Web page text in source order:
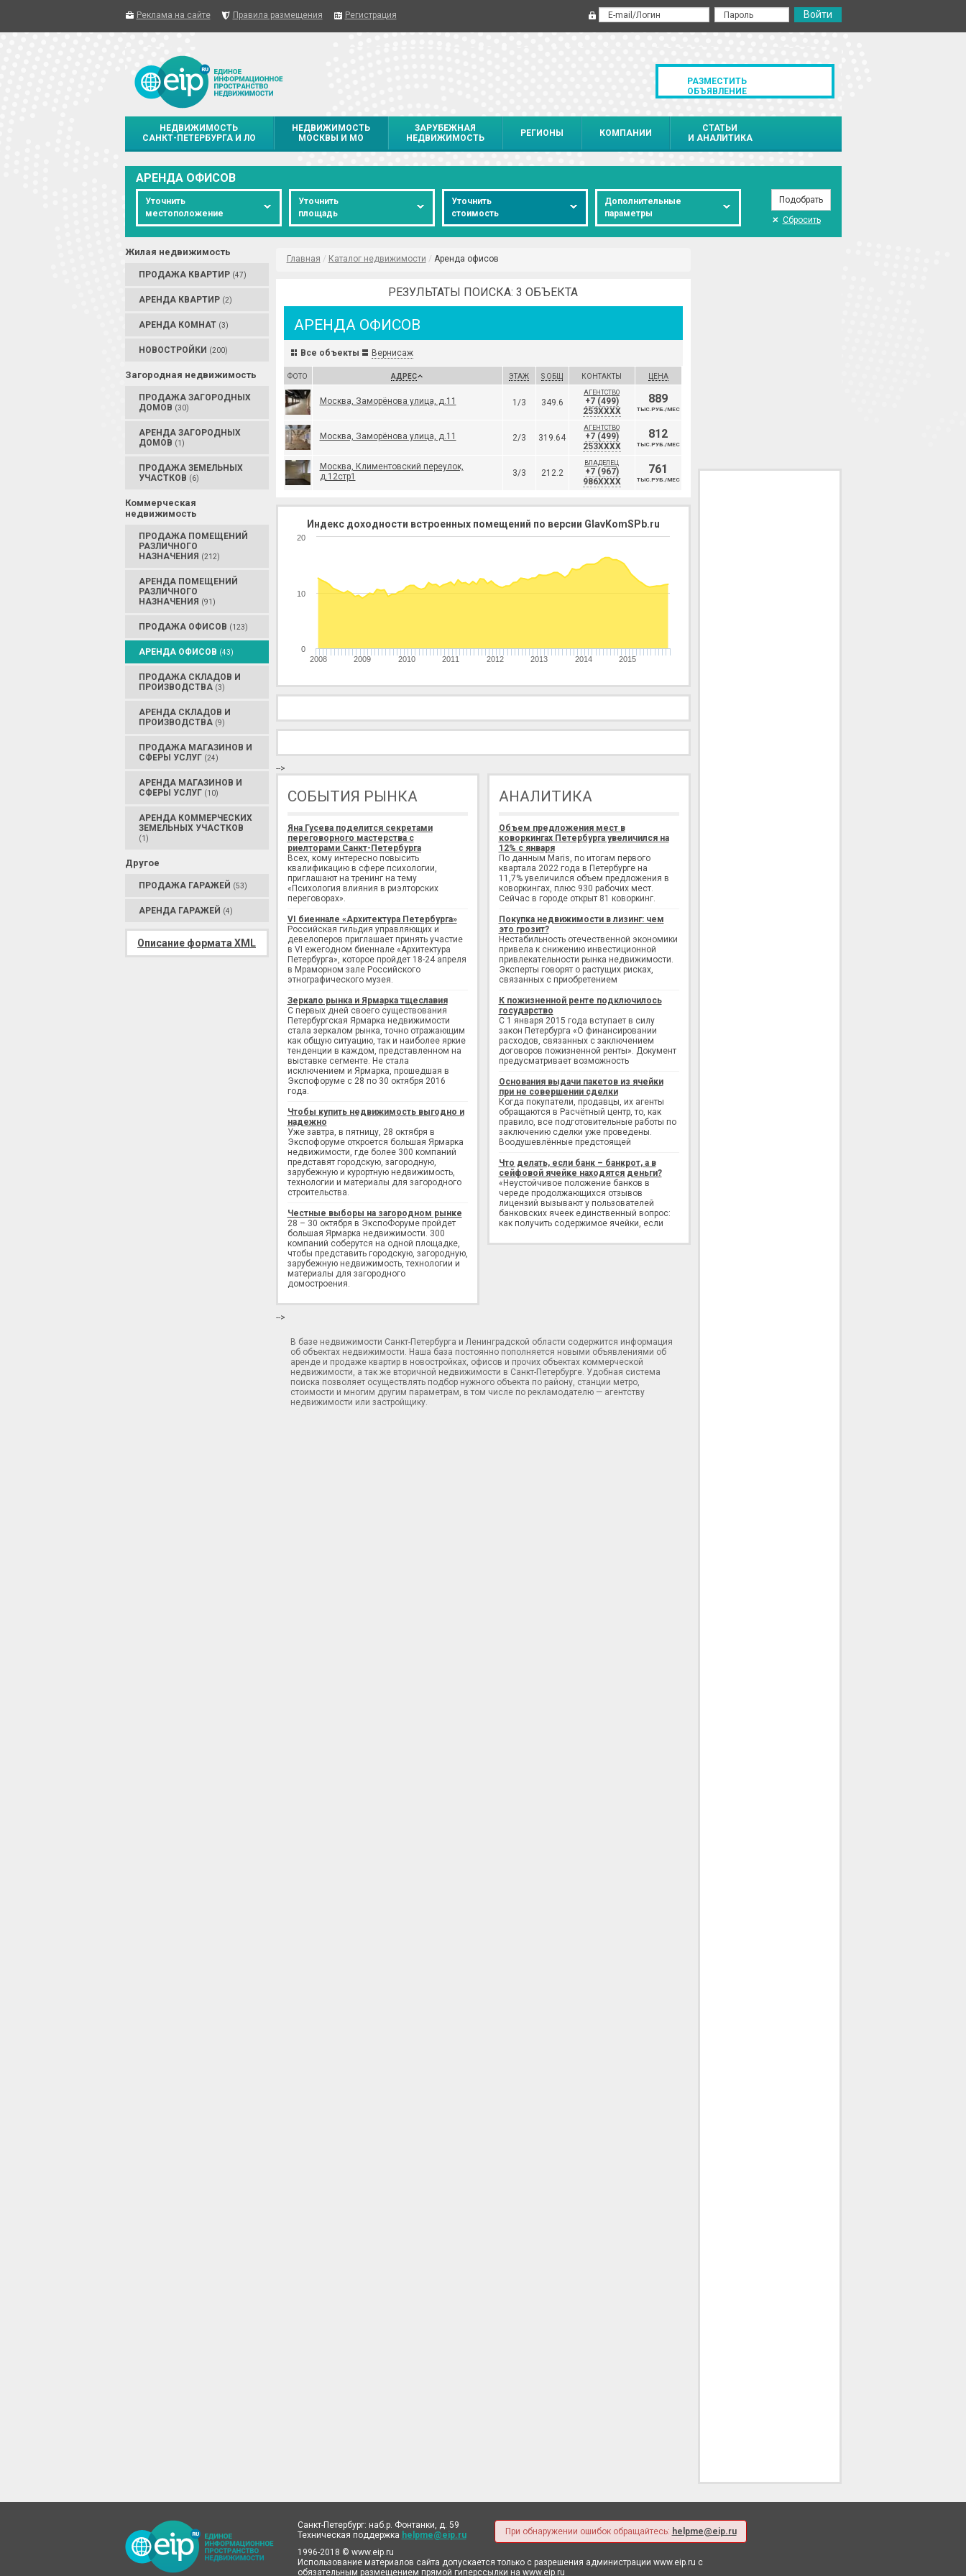
Реклама на сайте Правила размещения Регистрация
РАЗМЕСТИТЬ
ОБЪЯВЛЕНИЕ
НЕДВИЖИМОСТЬ
САНКТ-ПЕТЕРБУРГА И ЛО
НЕДВИЖИМОСТЬ
МОСКВЫ И МО
ЗАРУБЕЖНАЯ
НЕДВИЖИМОСТЬ
РЕГИОНЫ КОМПАНИИ
СТАТЬИ
И АНАЛИТИКА
АРЕНДА ОФИСОВ
Уточнить
местоположение
Уточнить
площадь
Уточнить
стоимость
Дополнительные
параметры
Сбросить
Жилая недвижимость
ПРОДАЖА КВАРТИР (47)
АРЕНДА КВАРТИР (2)
АРЕНДА КОМНАТ (3)
НОВОСТРОЙКИ (200)
Загородная недвижимость
ПРОДАЖА ЗАГОРОДНЫХ
ДОМОВ (30)
АРЕНДА ЗАГОРОДНЫХ
ДОМОВ (1)
ПРОДАЖА ЗЕМЕЛЬНЫХ
УЧАСТКОВ (6)
Коммерческая
недвижимость
ПРОДАЖА ПОМЕЩЕНИЙ
РАЗЛИЧНОГО
НАЗНАЧЕНИЯ (212)
АРЕНДА ПОМЕЩЕНИЙ
РАЗЛИЧНОГО
НАЗНАЧЕНИЯ (91)
ПРОДАЖА ОФИСОВ (123)
АРЕНДА ОФИСОВ (43)
ПРОДАЖА СКЛАДОВ И
ПРОИЗВОДСТВА (3)
АРЕНДА СКЛАДОВ И
ПРОИЗВОДСТВА (9)
ПРОДАЖА МАГАЗИНОВ И
СФЕРЫ УСЛУГ (24)
АРЕНДА МАГАЗИНОВ И
СФЕРЫ УСЛУГ (10)
АРЕНДА КОММЕРЧЕСКИХ
ЗЕМЕЛЬНЫХ УЧАСТКОВ
(1)
Другое
ПРОДАЖА ГАРАЖЕЙ (53)
АРЕНДА ГАРАЖЕЙ (4)
Описание формата XML
Главная / Каталог недвижимости / Аренда офисов
РЕЗУЛЬТАТЫ ПОИСКА: 3 ОБЪЕКТА
АРЕНДА ОФИСОВ
Все объекты Вернисаж
ФОТО АДРЕС ЭТАЖ S ОБЩ КОНТАКТЫ ЦЕНА
Москва, Заморёнова улица, д.11 1/3 349.6
АГЕНТСТВО
+7 (499)
253XXXX
889
ТЫС.РУБ./МЕС
Москва, Заморёнова улица, д.11 2/3 319.64
АГЕНТСТВО
+7 (499)
253XXXX
812
ТЫС.РУБ./МЕС
Москва, Климентовский переулок,
д.12стр1
3/3 212.2
ВЛАДЕЛЕЦ
+7 (967)
986XXXX
761
ТЫС.РУБ./МЕС
Индекс доходности встроенных помещений по версии GlavKomSPb.ru
2008 2009 2010 2011 2012 2013 2014 2015
0
10
20
-->
СОБЫТИЯ РЫНКА
Яна Гусева поделится секретами
переговорного мастерства с
риелторами Санкт-Петербурга
Всех, кому интересно повысить
квалификацию в сфере психологии,
приглашают на тренинг на тему
«Психология влияния в риэлторских
переговорах».
VI биеннале «Архитектура Петербурга»
Российская гильдия управляющих и
девелоперов приглашает принять участие
в VI ежегодном биеннале «Архитектура
Петербурга», которое пройдет 18-24 апреля
в Мраморном зале Российского
этнографического музея.
Зеркало рынка и Ярмарка тщеславия
С первых дней своего существования
Петербургская Ярмарка недвижимости
стала зеркалом рынка, точно отражающим
как общую ситуацию, так и наиболее яркие
тенденции в каждом, представленном на
выставке сегменте. Не стала
исключением и Ярмарка, прошедшая в
Экспофоруме с 28 по 30 октября 2016
года.
Чтобы купить недвижимость выгодно и
надежно
Уже завтра, в пятницу, 28 октября в
Экспофоруме откроется большая Ярмарка
недвижимости, где более 300 компаний
представят городскую, загородную,
зарубежную и курортную недвижимость,
технологии и материалы для загородного
строительства.
Честные выборы на загородном рынке
28 – 30 октября в ЭкспоФоруме пройдет
большая Ярмарка недвижимости. 300
компаний соберутся на одной площадке,
чтобы представить городскую, загородную,
зарубежную недвижимость, технологии и
материалы для загородного
домостроения.
АНАЛИТИКА
Объем предложения мест в
коворкингах Петербурга увеличился на
12% с января
По данным Maris, по итогам первого
квартала 2022 года в Петербурге на
11,7% увеличился объем предложения в
коворкингах, плюс 930 рабочих мест.
Сейчас в городе открыт 81 коворкинг.
Покупка недвижимости в лизинг: чем
это грозит?
Нестабильность отечественной экономики
привела к снижению инвестиционной
привлекательности рынка недвижимости.
Эксперты говорят о растущих рисках,
связанных с приобретением
К пожизненной ренте подключилось
государство
С 1 января 2015 года вступает в силу
закон Петербурга «О финансировании
расходов, связанных с заключением
договоров пожизненной ренты». Документ
предусматривает возможность
Основания выдачи пакетов из ячейки
при не совершении сделки
Когда покупатели, продавцы, их агенты
обращаются в Расчётный центр, то, как
правило, все подготовительные работы по
заключению сделки уже проведены.
Воодушевлённые предстоящей
Что делать, если банк – банкрот, а в
сейфовой ячейке находятся деньги?
«Неустойчивое положение банков в
череде продолжающихся отзывов
лицензий вызывают у пользователей
банковских ячеек единственный вопрос:
как получить содержимое ячейки, если
-->
В базе недвижимости Санкт-Петербурга и Ленинградской области содержится информация
об объектах недвижимости. Наша база постоянно пополняется новыми объявлениями об
аренде и продаже квартир в новостройках, офисов и прочих объектах коммерческой
недвижимости, а так же вторичной недвижимости в Санкт-Петербурге. Удобная система
поиска позволяет осуществлять подбор нужного объекта по району, станции метро,
стоимости и многим другим параметрам, в том числе по рекламодателю — агентству
недвижимости или застройщику.
При обнаружении ошибок обращайтесь: helpme@eip.ru
Санкт-Петербург: наб.р. Фонтанки, д. 59
Техническая поддержка helpme@eip.ru
1996-2018 © www.eip.ru
Использование материалов сайта допускается только с разрешения администрации www.eip.ru с
обязательным размещением прямой гиперссылки на www.eip.ru